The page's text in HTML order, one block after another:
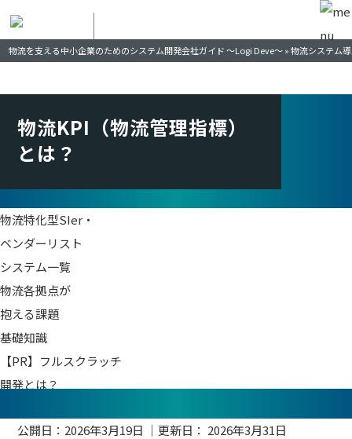
物流を支える中小企業のためのシステム開発会社ガイド ～Logi Deve～»物流システム
物流KPI（物流管理指標）
とは？
物流特化型SIer・
ベンダーリスト
システム一覧
物流各拠点が
抱える課題
基礎知識
【PR】フルスクラッチ
開発とは？
公開日： 2026年3月19日 ｜更新日： 2026年3月31日